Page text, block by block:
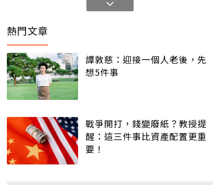
熱門文章
譚敦慈：迎接一個人老後，先
想5件事
戰爭開打，錢變廢紙？教授提
醒：這三件事比資產配置更重
要！